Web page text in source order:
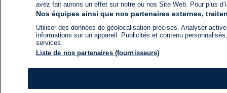
avez fait aurons un effet sur notre ou nos Site Web. Pour plus
Nos équipes ainsi que nos partenaires externes,
Utiliser des données de géolocalisation précises. Analyser
informations sur un appareil. Publicités et contenu
services.
Liste de nos partenaires (fournisseurs)